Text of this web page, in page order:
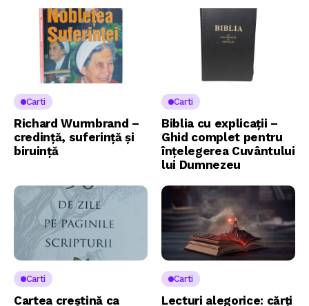
Carti
Richard Wurmbrand –
credință, suferință și
biruință
Carti
Biblia cu explicații –
Ghid complet pentru
înțelegerea Cuvântului
lui Dumnezeu
Carti
Cartea creștină ca
Carti
Lecturi alegorice: cărți